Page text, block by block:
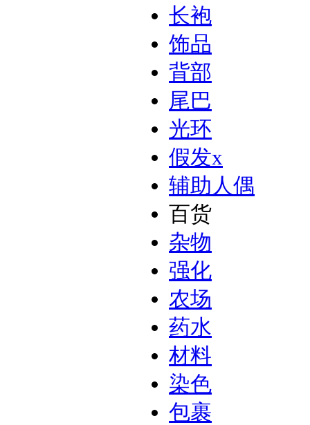
长袍
饰品
背部
尾巴
光环
假发x
辅助人偶
百货
杂物
强化
农场
药水
材料
染色
包裹